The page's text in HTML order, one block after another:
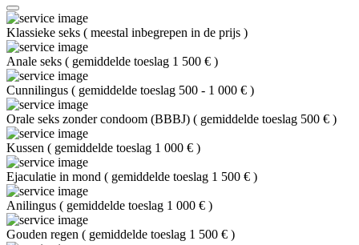
Klassieke seks ( meestal inbegrepen in de prijs )
Anale seks ( gemiddelde toeslag 1 500 € )
Cunnilingus ( gemiddelde toeslag 500 - 1 000 € )
Orale seks zonder condoom (BBBJ) ( gemiddelde toeslag 500 € )
Kussen ( gemiddelde toeslag 1 000 € )
Ejaculatie in mond ( gemiddelde toeslag 1 500 € )
Anilingus ( gemiddelde toeslag 1 000 € )
Gouden regen ( gemiddelde toeslag 1 500 € )